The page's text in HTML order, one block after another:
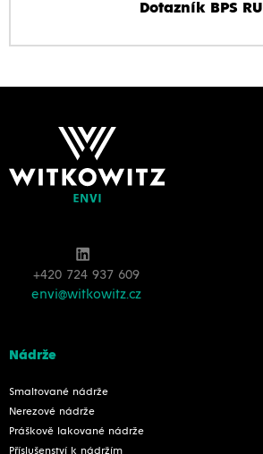
Dotazník BPS RU
+420 724 937 609
envi@witkowitz.cz
Nádrže
Smaltované nádrže
Nerezové nádrže
Práškově lakované nádrže
Příslušenství k nádržím